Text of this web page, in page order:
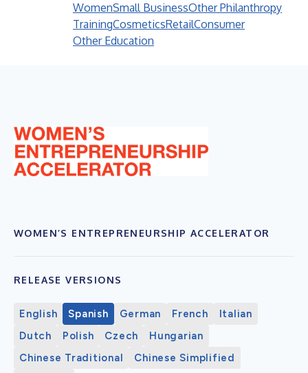
WomenSmall BusinessOther Philanthropy
TrainingCosmeticsRetailConsumer
Other Education
WOMEN’S ENTREPRENEURSHIP ACCELERATOR
RELEASE VERSIONS
English Spanish German French
Italian
Dutch
Polish Czech
Hungarian
Chinese Traditional
Chinese Simplified